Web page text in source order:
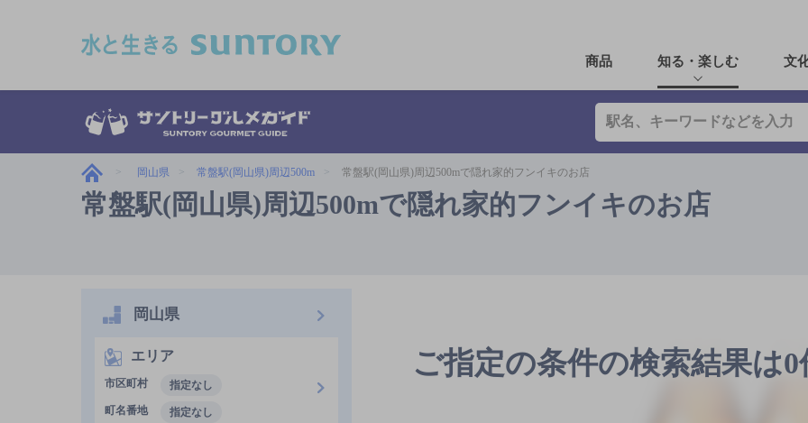
商品 知る・楽しむ 文
岡山県 常盤駅(岡山県)周辺500m 常盤駅(岡山県)周辺500mで隠れ家的フンイキのお店
常盤駅(岡山県)周辺500mで隠れ家的フンイキのお店
ご指定の条件の検索結果は0
岡山県
エリア
市区町村
指定なし
町名番地
指定なし